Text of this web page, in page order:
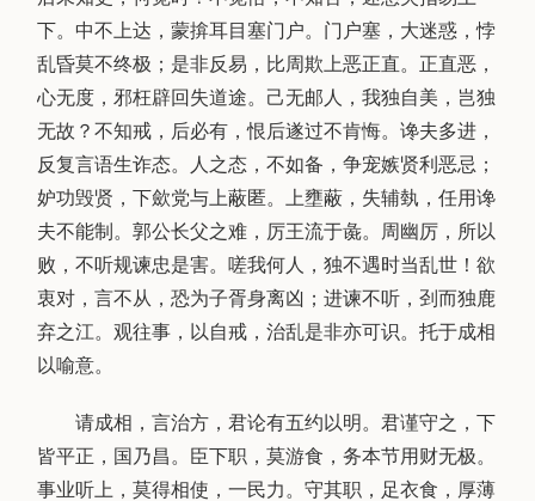
下。中不上达，蒙揜耳目塞门户。门户塞，大迷惑，悖
乱昏莫不终极；是非反易，比周欺上恶正直。正直恶，
心无度，邪枉辟回失道途。己无邮人，我独自美，岂独
无故？不知戒，后必有，恨后遂过不肯悔。谗夫多进，
反复言语生诈态。人之态，不如备，争宠嫉贤利恶忌；
妒功毁贤，下歛党与上蔽匿。上壅蔽，失辅埶，任用谗
夫不能制。郭公长父之难，厉王流于彘。周幽厉，所以
败，不听规谏忠是害。嗟我何人，独不遇时当乱世！欲
衷对，言不从，恐为子胥身离凶；进谏不听，刭而独鹿
弃之江。观往事，以自戒，治乱是非亦可识。托于成相
以喻意。
请成相，言治方，君论有五约以明。君谨守之，下
皆平正，国乃昌。臣下职，莫游食，务本节用财无极。
事业听上，莫得相使，一民力。守其职，足衣食，厚薄